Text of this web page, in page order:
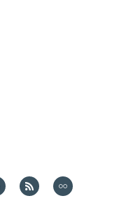
YouTubesssa
Kauppa LinkedInissä
Kauppa on RSS